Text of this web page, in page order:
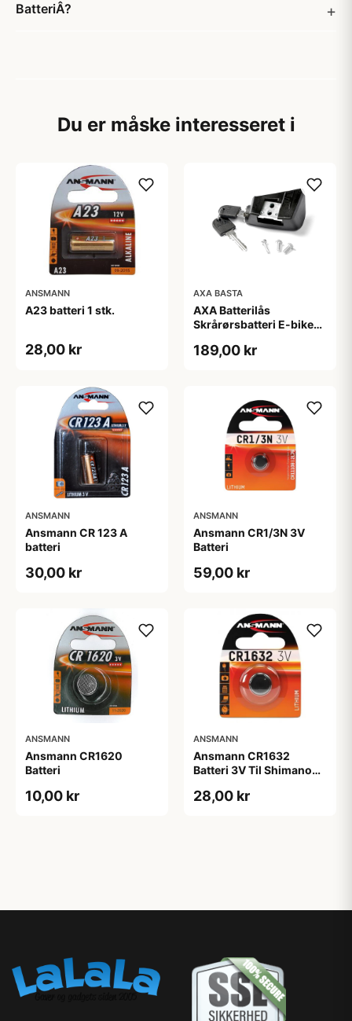
BatteriÂ?
Du er måske interesseret i
ANSMANN
A23 batteri 1 stk.
28,00 kr
AXA BASTA
AXA Batterilås
Skrårørsbatteri E-bike
189,00 kr
ANSMANN
Ansmann CR 123 A
batteri
30,00 kr
ANSMANN
Ansmann CR1/3N 3V
Batteri
59,00 kr
ANSMANN
Ansmann CR1620
Batteri
10,00 kr
ANSMANN
Ansmann CR1632
Batteri 3V Til Shimano
28,00 kr